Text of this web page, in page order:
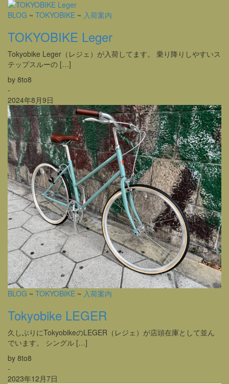
BLOG ~ TOKYOBIKE ~ 入荷案内
TOKYOBIKE Leger
Tokyobike Leger（レジェ）が入荷してます。 乗り降りしやすいス
テップスルーの […]
by 8to8
-
2024年8月9日
BLOG ~ TOKYOBIKE ~ 入荷案内
Tokyobike LEGER
久しぶりにTokyobikeのLEGER（レジェ）が店頭在庫として並ん
でいます。 シングル […]
by 8to8
-
2023年12月7日